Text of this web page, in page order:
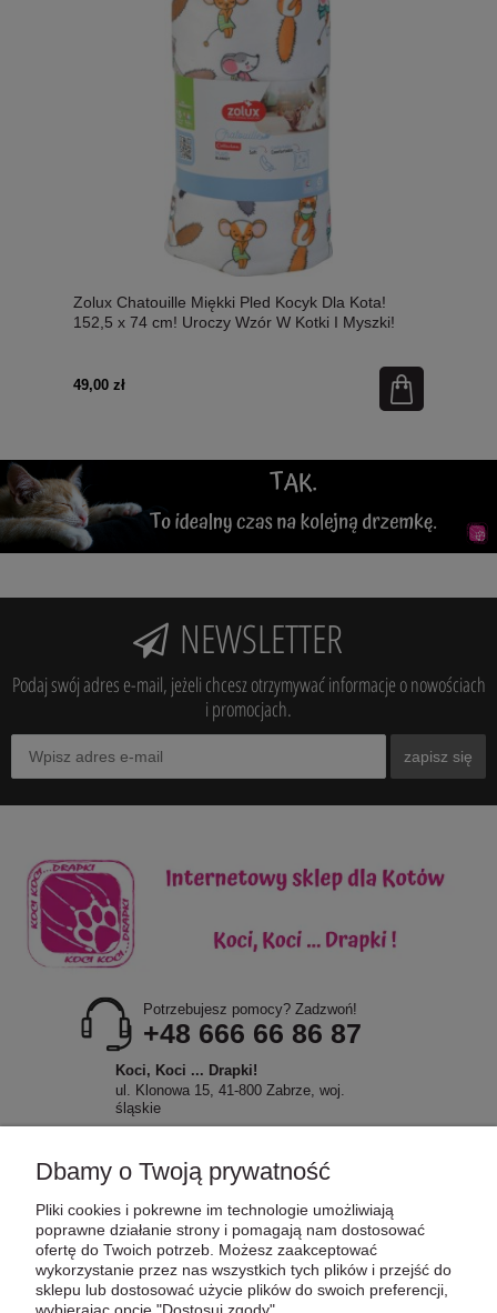
Zolux Chatouille Miękki Pled Kocyk Dla Kota!
152,5 x 74 cm! Uroczy Wzór W Kotki I Myszki!
49,00 zł
NEWSLETTER
Podaj swój adres e-mail, jeżeli chcesz otrzymywać informacje o nowościach
i promocjach.
zapisz się
Potrzebujesz pomocy? Zadzwoń!
+48 666 66 86 87
Koci, Koci ... Drapki!
ul. Klonowa 15, 41-800 Zabrze, woj.
śląskie
POMOC
MOJE KONTO
Dbamy o Twoją prywatność
Pliki cookies i pokrewne im technologie umożliwiają
poprawne działanie strony i pomagają nam dostosować
ofertę do Twoich potrzeb. Możesz zaakceptować
wykorzystanie przez nas wszystkich tych plików i przejść do
sklepu lub dostosować użycie plików do swoich preferencji,